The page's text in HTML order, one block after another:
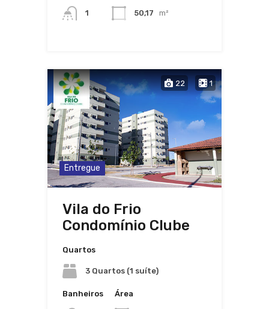
1 50,17 m²
22 1
Entregue
Vila do Frio
Condomínio Clube
Quartos
3 Quartos (1 suíte)
Banheiros Área